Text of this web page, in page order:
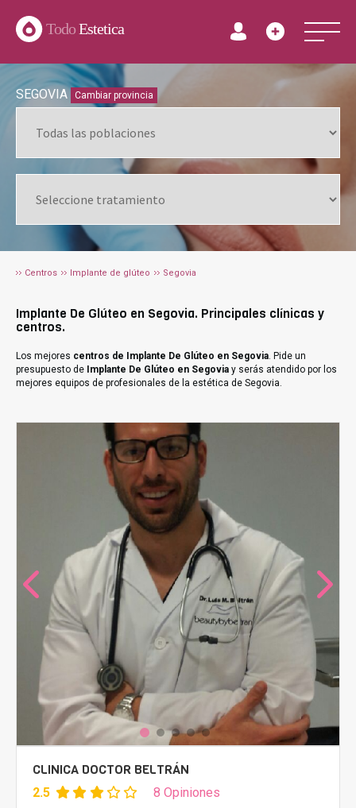
TodoEstetica
SEGOVIA Cambiar provincia
Centros Implante de glúteo Segovia
Implante De Glúteo en Segovia. Principales clínicas y
centros.
Los mejores centros de Implante De Glúteo en Segovia. Pide un
presupuesto de Implante De Glúteo en Segovia y serás atendido por los
mejores equipos de profesionales de la estética de Segovia.
CLINICA DOCTOR BELTRÁN
2.5 8 Opiniones